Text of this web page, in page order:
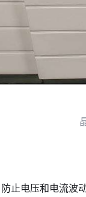
止电压和电流波